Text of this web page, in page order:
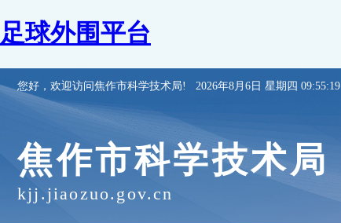
足球外围平台
您好，欢迎访问焦作市科学技术局! 2026年8月6日 星期四 09:55:19
焦作市科学技术局
kjj.jiaozuo.gov.cn